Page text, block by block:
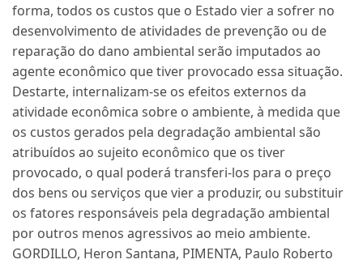
forma, todos os custos que o Estado vier a sofrer no
desenvolvimento de atividades de prevenção ou de
reparação do dano ambiental serão imputados ao
agente econômico que tiver provocado essa situação.
Destarte, internalizam-se os efeitos externos da
atividade econômica sobre o ambiente, à medida que
os custos gerados pela degradação ambiental são
atribuídos ao sujeito econômico que os tiver
provocado, o qual poderá transferi-los para o preço
dos bens ou serviços que vier a produzir, ou substituir
os fatores responsáveis pela degradação ambiental
por outros menos agressivos ao meio ambiente.
GORDILLO, Heron Santana, PIMENTA, Paulo Roberto